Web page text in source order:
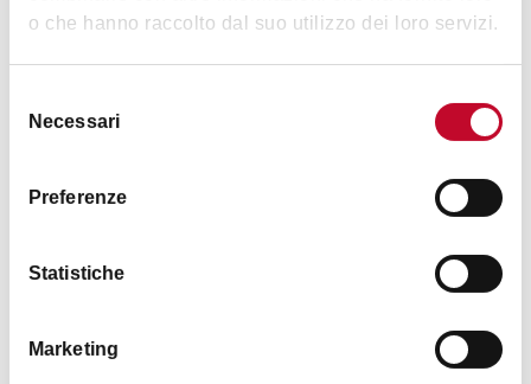
o che hanno raccolto dal suo utilizzo dei loro servizi.
delNecessari
Preferenze
Statistiche
Marketing